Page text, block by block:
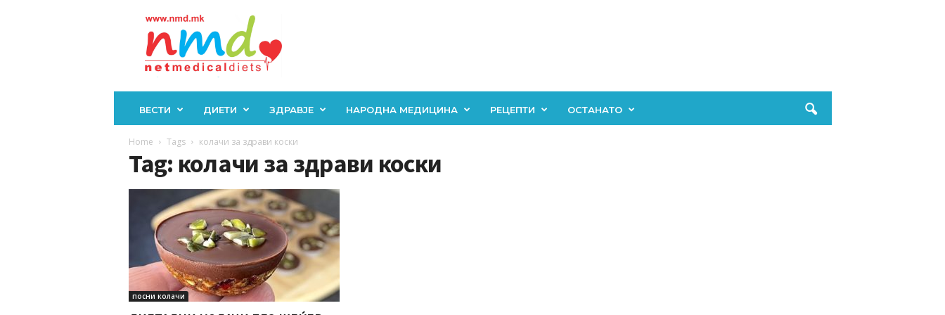
ВЕСТИ ДИЕТИ ЗДРАВЈЕ НАРОДНА МЕДИЦИНА РЕЦЕПТИ ОСТАНАТО
Home Tags колачи за здрави коски
Tag: колачи за здрави коски
посни колачи